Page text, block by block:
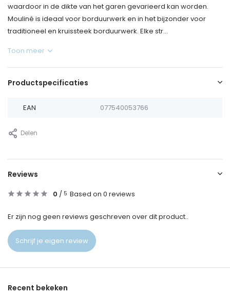
waardoor in de dikte van het garen gevarieerd kan worden.
Mouliné is ideaal voor borduurwerk en in het bijzonder voor
traditioneel en kruissteek borduurwerk. Elke str...
Toon meer
Productspecificaties
EAN 077540053766
Delen
Reviews
0 / 5 Based on 0 reviews
Er zijn nog geen reviews geschreven over dit product..
Schrijf je eigen review
Recent bekeken